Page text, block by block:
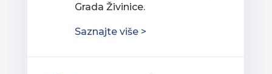
Grada Živinice.
Saznajte više >